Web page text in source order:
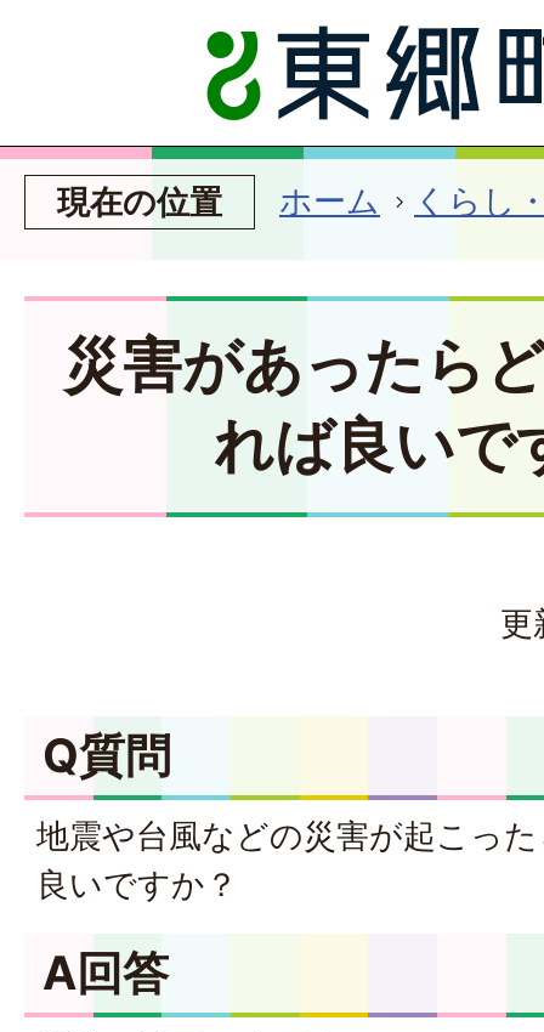
現在の位置 ホーム くらし
災害があったら
れば良いで
更
Q質問
地震や台風などの災害が起こっ
良いですか？
A回答